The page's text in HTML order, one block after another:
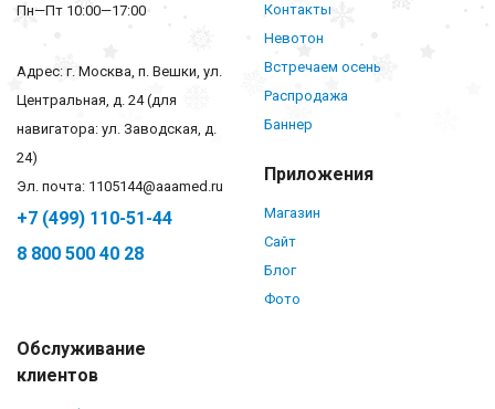
Пн—Пт 10:00—17:00
Адрес: г. Москва, п. Вешки, ул.
Центральная, д. 24 (для
навигатора: ул. Заводская, д.
24)
Эл. почта: 1105144@aaamed.ru
+7 (499) 110-51-44
8 800 500 40 28
Контакты
Невотон
Встречаем осень
Распродажа
Баннер
Приложения
Магазин
Сайт
Блог
Фото
Обслуживание
клиентов